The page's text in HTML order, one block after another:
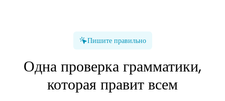
Пишите правильно
Одна проверка грамматики,
которая правит всем